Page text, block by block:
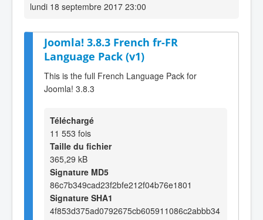
lundi 18 septembre 2017 23:00
Joomla! 3.8.3 French fr-FR
Language Pack (v1)
This is the full French Language Pack for
Joomla! 3.8.3
Téléchargé
11 553 fois
Taille du fichier
365,29 kB
Signature MD5
86c7b349cad23f2bfe212f04b76e1801
Signature SHA1
4f853d375ad0792675cb605911086c2abbb34